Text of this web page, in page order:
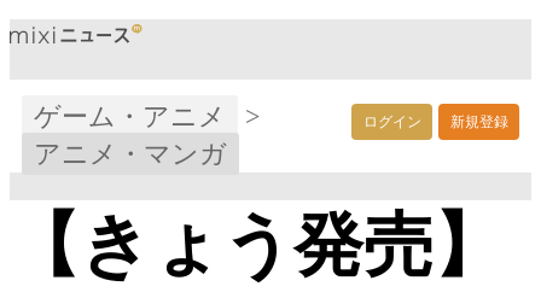
ログイン 新規登録
ゲーム・アニメ
>
アニメ・マンガ
【きょう発売】